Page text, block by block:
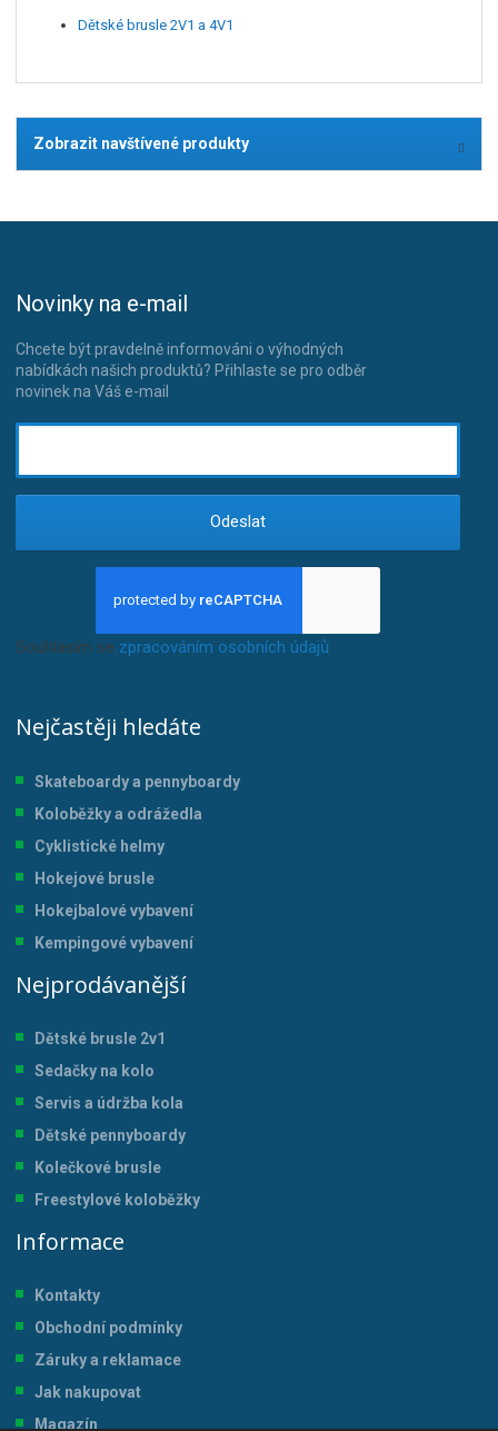
Dětské brusle 2V1 a 4V1
Zobrazit navštívené produkty
Novinky na e-mail
Chcete být pravdelně informováni o výhodných
nabídkách našich produktů? Přihlaste se pro odběr
novinek na Váš e-mail
Odeslat
Souhlasím se zpracováním osobních údajů.
Nejčastěji hledáte
Skateboardy a pennyboardy
Koloběžky a odrážedla
Cyklistické helmy
Hokejové brusle
Hokejbalové vybavení
Kempingové vybavení
Nejprodávanější
Dětské brusle 2v1
Sedačky na kolo
Servis a údržba kola
Dětské pennyboardy
Kolečkové brusle
Freestylové koloběžky
Informace
Kontakty
Obchodní podmínky
Záruky a reklamace
Jak nakupovat
Magazín